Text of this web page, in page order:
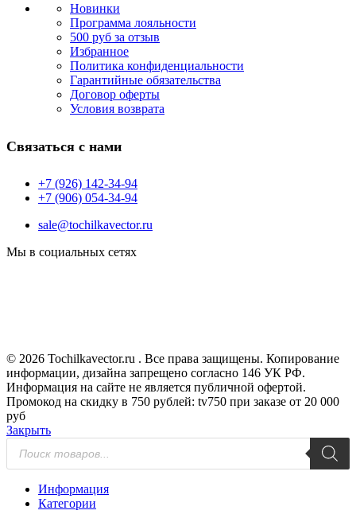
Новинки
Программа лояльности
500 руб за отзыв
Избранное
Политика конфиденциальности
Гарантийные обязательства
Договор оферты
Условия возврата
Связаться с нами
+7 (926) 142-34-94
+7 (906) 054-34-94
sale@tochilkavector.ru
Мы в социальных сетях
© 2026 Tochilkavector.ru . Все права защищены. Копирование
информации, дизайна запрещено согласно 146 УК РФ.
Информация на сайте не является публичной офертой.
Промокод на скидку в 750 рублей: tv750 при заказе от 20 000
руб
Закрыть
Поиск
товаров
Информация
Категории